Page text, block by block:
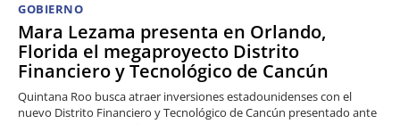
GOBIERNO
Mara Lezama presenta en Orlando,
Florida el megaproyecto Distrito
Financiero y Tecnológico de Cancún
Quintana Roo busca atraer inversiones estadounidenses con el
nuevo Distrito Financiero y Tecnológico de Cancún presentado ante